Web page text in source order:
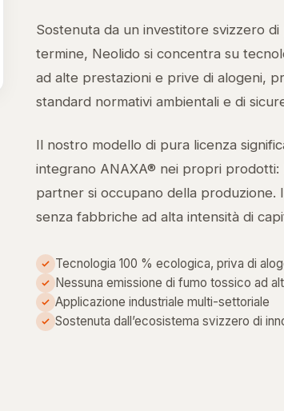
Sostenuta da un investitore svizzero
termine, Neolido si concentra su
ad alte prestazioni e prive di alogeni,
standard normativi ambientali e di
Il nostro modello di pura licenza
integrano ANAXA® nei propri prodotti:
partner si occupano della produzione.
senza fabbriche ad alta intensità di
Tecnologia 100 % ecologica, priva di
Nessuna emissione di fumo tossico ad
Applicazione industriale multi-settoriale
Sostenuta dall’ecosistema svizzero di